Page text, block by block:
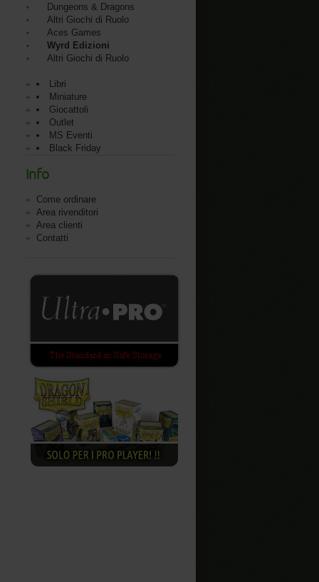
Dungeons & Dragons
Altri Giochi di Ruolo
Aces Games
Wyrd Edizioni
Altri Giochi di Ruolo
Libri
Miniature
Giocattoli
Outlet
MS Eventi
Black Friday
Info
Come ordinare
Area rivenditori
Area clienti
Contatti